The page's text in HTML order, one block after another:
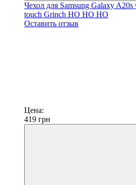
Чехол для Samsung Galaxy
touch Grinch HO HO HO
Оставить отзыв
Цена:
419 грн